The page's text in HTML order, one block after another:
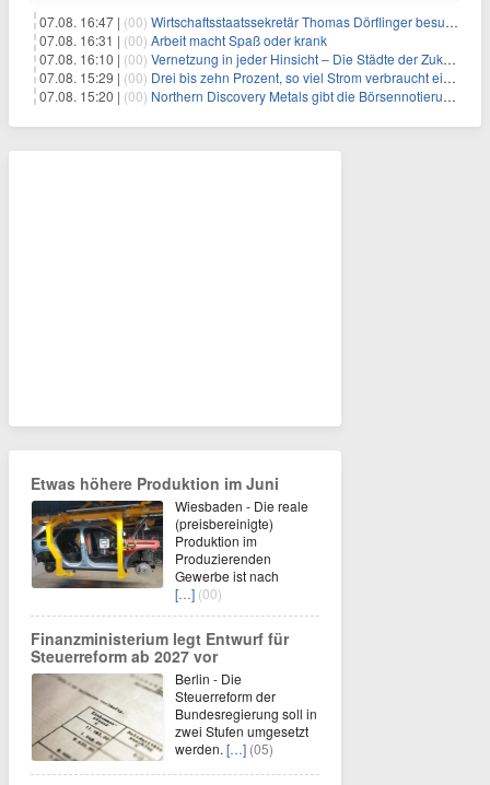
07.08. 16:47 | (00) Wirtschaftsstaatssekretär Thomas Dörflinger besucht Handwerksbetrieb im Kammerbezirk Freiburg
07.08. 16:31 | (00) Arbeit macht Spaß oder krank
07.08. 16:10 | (00) Vernetzung in jeder Hinsicht – Die Städte der Zukunft sind grün-blau
07.08. 15:29 | (00) Drei bis zehn Prozent, so viel Strom verbraucht ein Aufzug im Gebäude
07.08. 15:20 | (00) Northern Discovery Metals gibt die Börsennotierung an der Frankfurter Wertpapierbörse bekannt
Etwas höhere Produktion im Juni
Wiesbaden - Die reale
(preisbereinigte)
Produktion im
Produzierenden
Gewerbe ist nach
[…] (00)
Finanzministerium legt Entwurf für
Steuerreform ab 2027 vor
Berlin - Die
Steuerreform der
Bundesregierung soll in
zwei Stufen umgesetzt
werden.[…] (05)